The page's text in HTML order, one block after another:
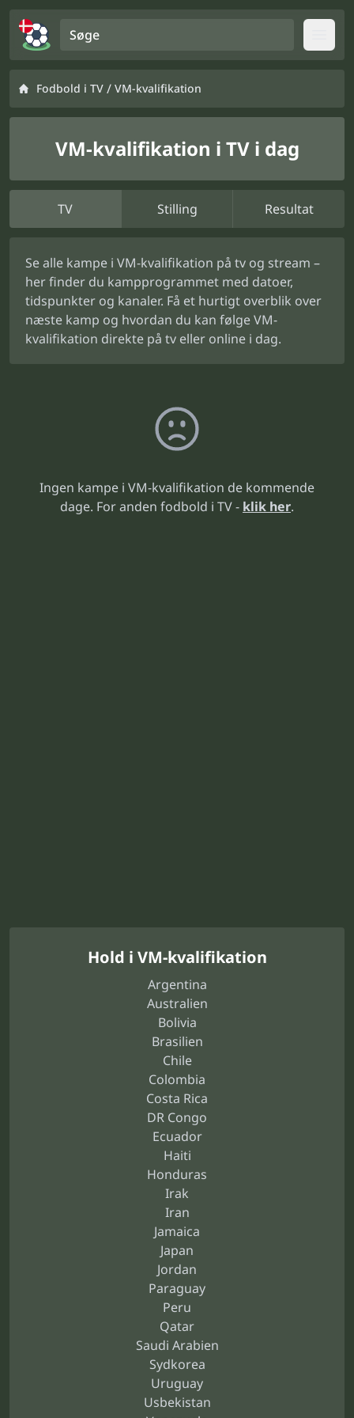
Fodbold i TV / VM-kvalifikation
VM-kvalifikation i TV i dag
TV Stilling Resultat
Se alle kampe i VM-kvalifikation på tv og stream –
her finder du kampprogrammet med datoer,
tidspunkter og kanaler. Få et hurtigt overblik over
næste kamp og hvordan du kan følge VM-
kvalifikation direkte på tv eller online i dag.
Ingen kampe i VM-kvalifikation de kommende
dage. For anden fodbold i TV - klik her.
Hold i VM-kvalifikation
Argentina
Australien
Bolivia
Brasilien
Chile
Colombia
Costa Rica
DR Congo
Ecuador
Haiti
Honduras
Irak
Iran
Jamaica
Japan
Jordan
Paraguay
Peru
Qatar
Saudi Arabien
Sydkorea
Uruguay
Usbekistan